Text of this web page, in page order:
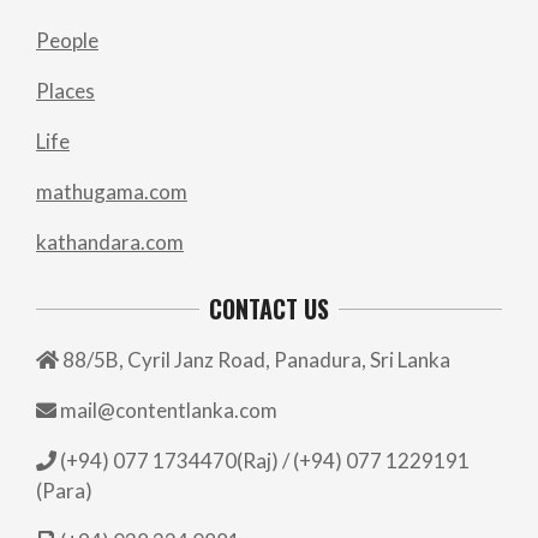
People
Places
Life
mathugama.com
kathandara.com
CONTACT US
88/5B, Cyril Janz Road, Panadura, Sri Lanka
mail@contentlanka.com
(+94) 077 1734470(Raj) / (+94) 077 1229191
(Para)